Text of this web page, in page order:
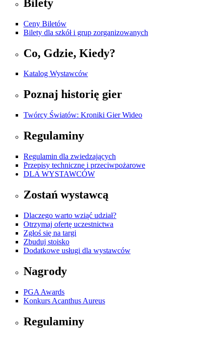
Bilety
Ceny Biletów
Bilety dla szkół i grup zorganizowanych
Co, Gdzie, Kiedy?
Katalog Wystawców
Poznaj historię gier
Twórcy Światów: Kroniki Gier Wideo
Regulaminy
Regulamin dla zwiedzających
Przepisy techniczne i przeciwpożarowe
DLA WYSTAWCÓW
Zostań wystawcą
Dlaczego warto wziąć udział?
Otrzymaj ofertę uczestnictwa
Zgłoś się na targi
Zbuduj stoisko
Dodatkowe usługi dla wystawców
Nagrody
PGA Awards
Konkurs Acanthus Aureus
Regulaminy